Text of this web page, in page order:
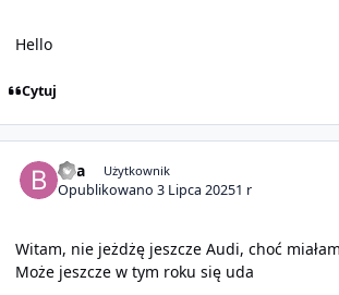
Hello
Cytuj
Bea Użytkownik
Opublikowano3 Lipca 20251 r
Witam, nie jeżdżę jeszcze Audi, choć
Może jeszcze w tym roku się uda